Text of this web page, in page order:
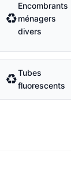
♻
Encombrants
ménagers
divers
♻Tubes
fluorescents